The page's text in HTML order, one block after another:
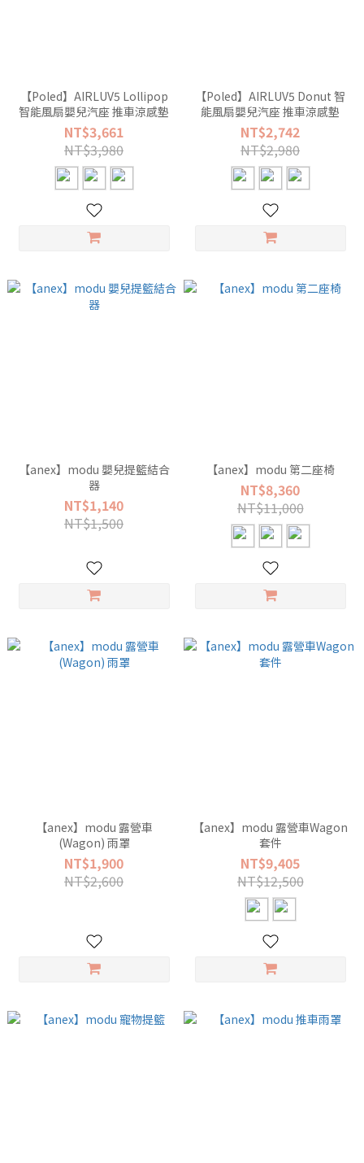
【Poled】AIRLUV5 Lollipop
智能風扇嬰兒汽座 推車涼感墊
NT$3,661
NT$3,980
【Poled】AIRLUV5 Donut 智
能風扇嬰兒汽座 推車涼感墊
NT$2,742
NT$2,980
【anex】modu 嬰兒提籃結合
器
NT$1,140
NT$1,500
【anex】modu 第二座椅
NT$8,360
NT$11,000
【anex】modu 露營車
(Wagon) 雨罩
NT$1,900
NT$2,600
【anex】modu 露營車Wagon
套件
NT$9,405
NT$12,500